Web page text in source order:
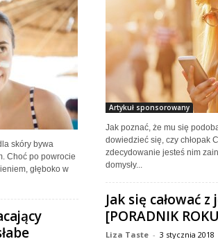
skóry bywa
Choć po powrocie
głęboko w
Artykuł sponsorowany
Jak poznać, że mu się
dowiedzieć się, czy chłopak
zdecydowanie jesteś nim
domysły...
Jak się całować
[PORADNIK
Liza Taste - 3 stycznia 2018